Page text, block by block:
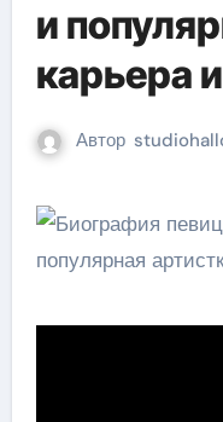
и
карьера
Автор